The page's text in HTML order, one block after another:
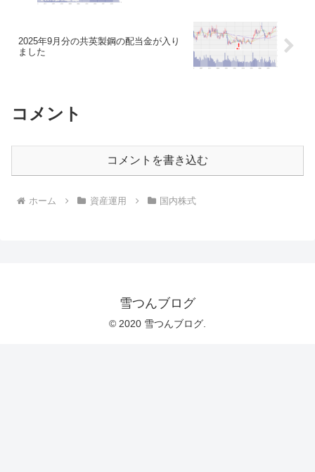
2025年9月分の共英製鋼の配当金が入り
ました
コメント
コメントを書き込む
ホーム 資産運用 国内株式
雪つんブログ
© 2020 雪つんブログ.